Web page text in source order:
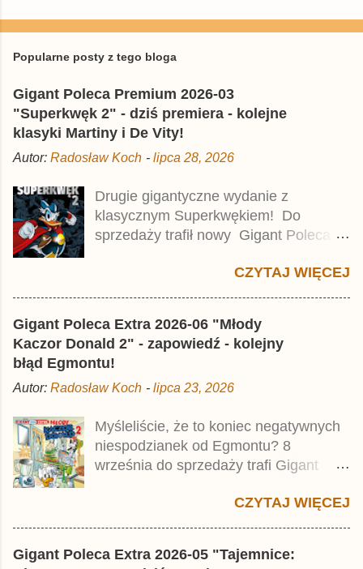
e
i
j
o
m
e
t
a
r
z
Popularne posty z tego bloga
Gigant Poleca Premium 2026-03
"Superkwęk 2" - dziś premiera - kolejne
klasyki Martiny i De Vity!
Autor: Radosław Koch - lipca 28, 2026
Drugie gigantyczne wydanie z
klasycznym Superkwękiem! Do
sprzedaży trafił nowy Gigant Poleca
Jest to kolejny 624-stronicowy tom z
wynosi 49,99 zł i zamówicie go także z
rabatem na Egmont.pl . Za przekład
odpowiadał Jacek Drewnowski.
Publikacja jest przedrukiem drugiego
Taschenbuch Phantomias Collection ,
który trafił do sprzedaży pod koniec
2025 roku.
CZYTAJ WIĘCEJ
Gigant Poleca Extra 2026-06 "Młody
Kaczor Donald 2" - zapowiedź - kolejny
błąd Egmontu!
Autor: Radosław Koch - lipca 23, 2026
Myśleliście, że to koniec negatywnych
niespodzianek od Egmontu? 8
września do sprzedaży trafi Gigant
Jednak wbrew temu, na co wskazuje
młodego Kaczora Donalda i jego
CZYTAJ WIĘCEJ
Gigant Poleca Extra 2026-05 "Tajemnice: